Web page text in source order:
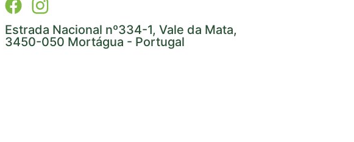
Estrada Nacional nº334-1, Vale da Mata,
3450-050 Mortágua - Portugal